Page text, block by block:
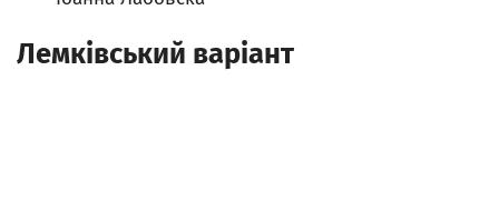
Лемківський варіант